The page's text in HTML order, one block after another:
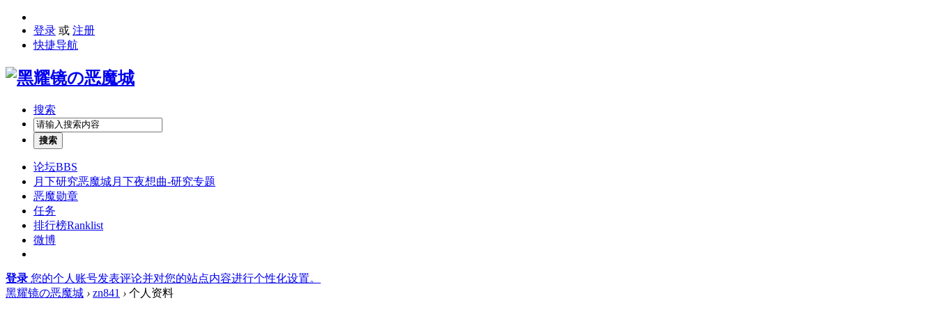
登录 或 注册
快捷导航
搜索
搜索
论坛BBS
月下研究恶魔城月下夜想曲-研究专题
恶魔勋章
任务
排行榜Ranklist
微博
登录 您的个人账号发表评论并对您的站点内容进行个性化设置。
黑耀镜の恶魔城 › zn841 › 个人资料